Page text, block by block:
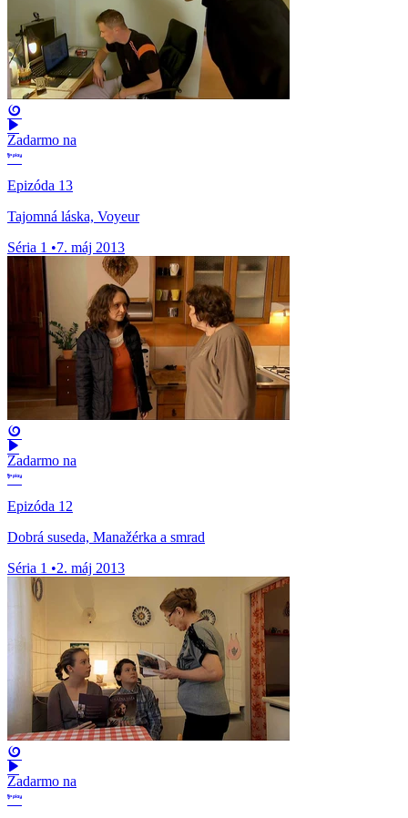
Zadarmo na
Epizóda 13
Tajomná láska, Voyeur
Séria 1 •7. máj 2013
Zadarmo na
Epizóda 12
Dobrá suseda, Manažérka a smrad
Séria 1 •2. máj 2013
Zadarmo na